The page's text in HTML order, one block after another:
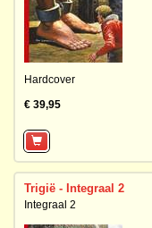
Hardcover
€ 39,95
Trigië - Integraal 2
Integraal 2